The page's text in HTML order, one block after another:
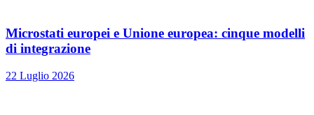
Microstati europei e Unione europea: cinque modelli
di integrazione
22 Luglio 2026